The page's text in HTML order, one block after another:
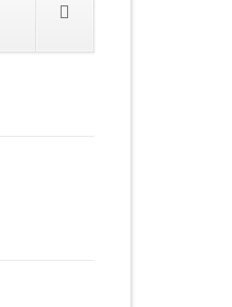
überspringen